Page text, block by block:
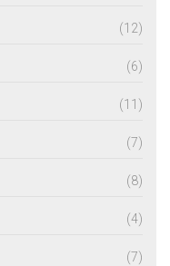
(12)
(6)
(11)
(7)
(8)
(4)
(7)